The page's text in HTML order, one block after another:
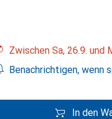
Zwischen Sa, 26.9.
Benachrichtigen, wenn
In den